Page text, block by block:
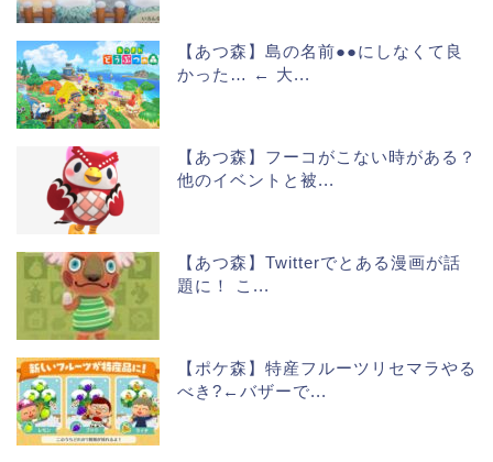
【あつ森】島の名前●●にしなくて良
かった… ← 大...
【あつ森】フーコがこない時がある？
他のイベントと被...
【あつ森】Twitterでとある漫画が話
題に！ こ...
【ポケ森】特産フルーツリセマラやる
べき?←バザーで...